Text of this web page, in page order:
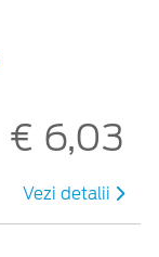
€ 6,03
Vezi detalii